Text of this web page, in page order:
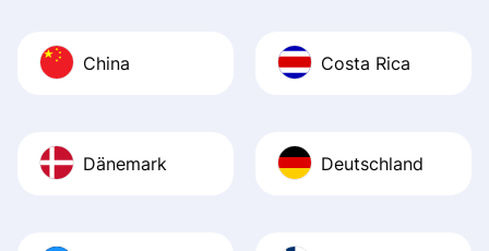
China Costa Rica
Dänemark Deutschland